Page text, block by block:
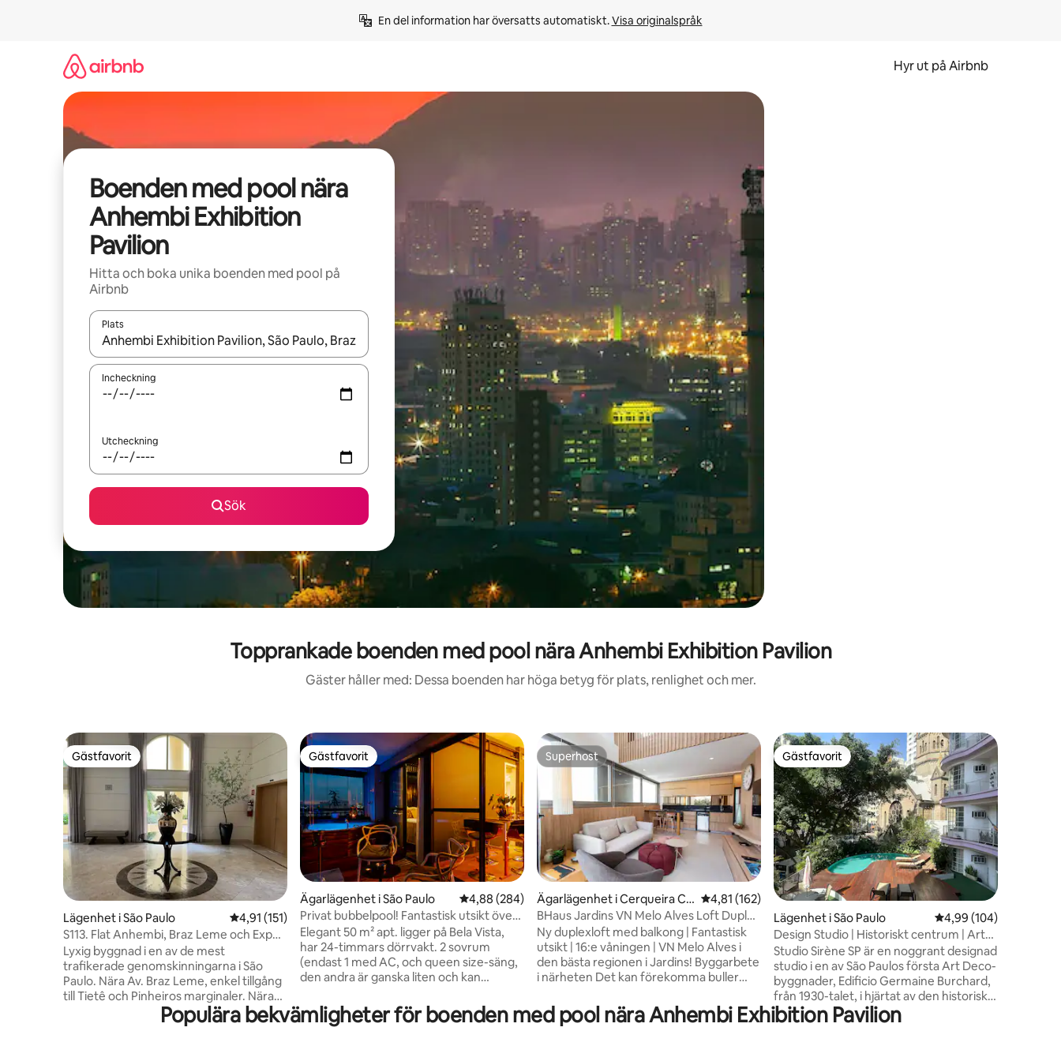
En del information har översatts automatiskt. Visa originalspråk
Hyr ut på Airbnb
Boenden med pool nära
Anhembi Exhibition
Pavilion
Hitta och boka unika boenden med pool på
Airbnb
Plats
När resultaten är tillgängliga kan du navigera med upp- och nedåtpilarna eller utforska genom att trycka eller svepa.
Incheckning
Utcheckning
Sök
Topprankade boenden med pool nära Anhembi Exhibition Pavilion
Gäster håller med: Dessa boenden har höga betyg för plats, renlighet och mer.
Gästfavorit
Gästfavorit
Lägenhet i São Paulo 4,91 av 5 i genomsnittligt betyg, 151 omdömen
4,91 (151)
S113. Flat Anhembi, Braz Leme och Expo
Center Norte
Lyxig byggnad i en av de mest
trafikerade genomskinningarna i São
Paulo. Nära Av. Braz Leme, enkel tillgång
till Tietê och Pinheiros marginaler. Nära
till Campo de Marte flygplats, Anhembi,
Expo Center Norte. Bredvid TOTVS
Gästfavorit
Gästfavorit
Ägarlägenhet i São Paulo 4,88 av 5 i genomsnittligt betyg, 284 omdömen
4,88 (284)
Privat bubbelpool! Fantastisk utsikt över
staden! Menvik Homes
Elegant 50 m² apt. ligger på Bela Vista,
har 24-timmars dörrvakt. 2 sovrum
(endast 1 med AC, och queen size-säng,
den andra är ganska liten och kan
dubbel storlek soffa-säng) och 1 badrum.
Med fantastisk utsikt från varje fönster
Superhost
Superhost
Ägarlägenhet i Cerqueira Cé
sar
4,81 av 5 i genomsnittligt betyg, 162 omdömen
4,81 (162)
BHaus Jardins VN Melo Alves Loft Duplex
| ma162
Ny duplexloft med balkong | Fantastisk
utsikt | 16:e våningen | VN Melo Alves i
den bästa regionen i Jardins! Byggarbete
i närheten Det kan förekomma buller
panoramautsikt > Queen-säng > wifi
med hög hastighet > kall varm
Gästfavorit
Gästfavorit
Lägenhet i São Paulo 4,99 av 5 i
4,99 (104)
Design Studio | Historiskt centrum | Art
Deco-byggnad
Studio Sirène SP är en noggrant designad
studio i en av São Paulos första Art Deco-
byggnader, Edificio Germaine Burchard,
från 1930-talet, i hjärtat av den historiska
stadskärnan. Ljust och väl utformat. En
plats för lugna morgnar och milda nätter.
Populära bekvämligheter för boenden med pool nära Anhembi Exhibition Pavilion